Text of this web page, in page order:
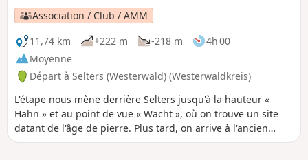
Association / Club / AMM
11,74 km
+222 m -218 m
4h 00
Moyenne
Départ à Selters (Westerwald) (Westerwaldkreis)
L'étape nous mène derrière Selters jusqu'à la hauteur «
Hahn » et au point de vue « Wacht », où on trouve un site
datant de l'âge de pierre. Plus tard, on arrive à l'ancien
cimetière juif de Selters et on apprend pourquoi beaucoup